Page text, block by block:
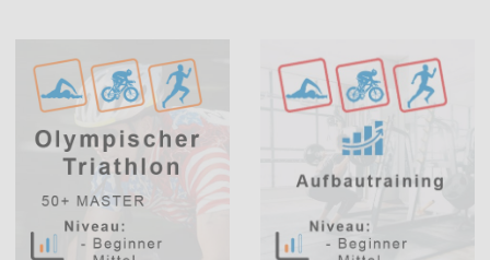
Add to Wishlist
Add to Compare